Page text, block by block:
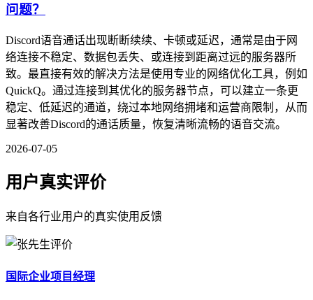
问题？
Discord语音通话出现断断续续、卡顿或延迟，通常是由于网
络连接不稳定、数据包丢失、或连接到距离过远的服务器所
致。最直接有效的解决方法是使用专业的网络优化工具，例如
QuickQ。通过连接到其优化的服务器节点，可以建立一条更
稳定、低延迟的通道，绕过本地网络拥堵和运营商限制，从而
显著改善Discord的通话质量，恢复清晰流畅的语音交流。
2026-07-05
用户真实评价
来自各行业用户的真实使用反馈
国际企业项目经理